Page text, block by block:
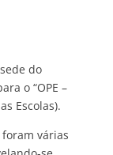
do
o “OPE –
Escolas).
várias